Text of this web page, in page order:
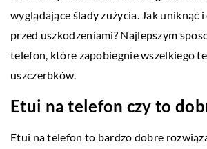
wyglądające ślady zużycia. Jak uniknąć
przed uszkodzeniami? Najlepszym
telefon, które zapobiegnie wszelkiego
uszczerbków.
Etui na telefon czy to
Etui na telefon to bardzo dobre